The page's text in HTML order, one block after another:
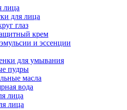
лица
для лица
глаз
крем
и эссенции
для умывания
пудры
масла
вода
лица
лица